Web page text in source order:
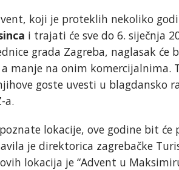
koji je proteklih nekoliko
i trajati će sve do 6. siječnja
grada Zagreba, naglasak
manje na onim komercijalnima.
goste uvesti u blagdansko
a.
lokacije, ove godine bit
je direktorica zagrebačke
lokacija je “Advent u